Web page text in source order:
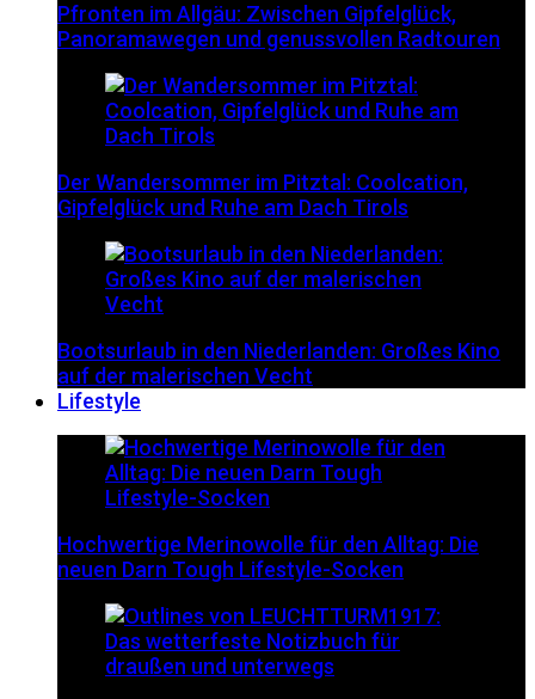
Pfronten im Allgäu: Zwischen Gipfelglück,
Panoramawegen und genussvollen Radtouren
Der Wandersommer im Pitztal: Coolcation,
Gipfelglück und Ruhe am Dach Tirols
Bootsurlaub in den Niederlanden: Großes Kino
auf der malerischen Vecht
Lifestyle
Hochwertige Merinowolle für den Alltag: Die
neuen Darn Tough Lifestyle-Socken